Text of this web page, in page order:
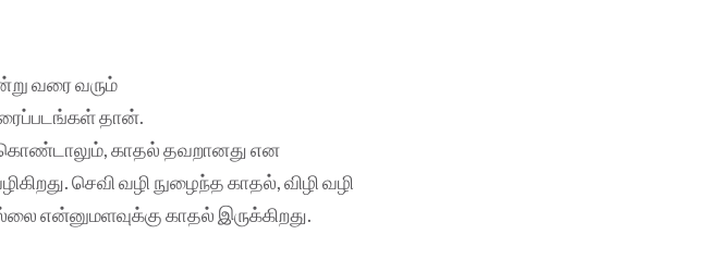
வரை வரும்
தான்.
கொண்டாலும், காதல் தவறானது என
செவி வழி நுழைந்த காதல், விழி வழி
என்னுமளவுக்கு காதல் இருக்கிறது.